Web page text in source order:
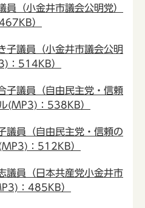
（小金井市議会公明党）
）
議員（小金井市議会公明
：514KB）
議員（自由民主党・信頼
(MP3)：538KB）
員（自由民主党・信頼の
：512KB）
員（日本共産党小金井市
：485KB）